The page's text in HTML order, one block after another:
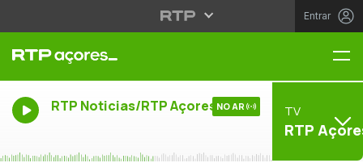
Entrar
RTP Noticias/RTP Açores NO AR TV
RTP